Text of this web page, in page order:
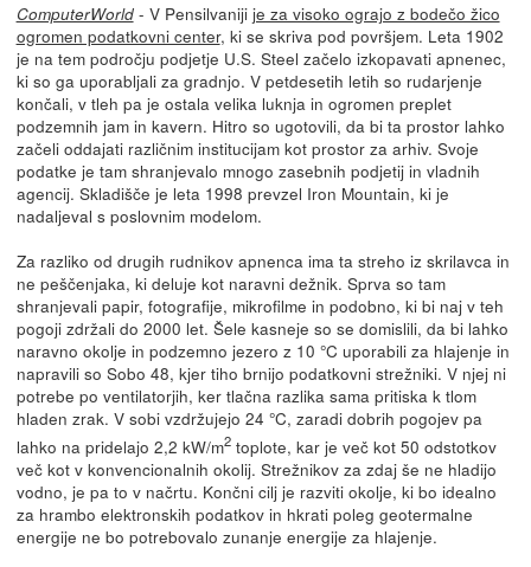
ComputerWorld- V Pensilvaniji je za visoko ograjo z bodečo žico
ogromen podatkovni center, ki se skriva pod površjem. Leta 1902
je na tem področju podjetje U.S. Steel začelo izkopavati apnenec,
ki so ga uporabljali za gradnjo. V petdesetih letih so rudarjenje
končali, v tleh pa je ostala velika luknja in ogromen preplet
podzemnih jam in kavern. Hitro so ugotovili, da bi ta prostor lahko
začeli oddajati različnim institucijam kot prostor za arhiv. Svoje
podatke je tam shranjevalo mnogo zasebnih podjetij in vladnih
agencij. Skladišče je leta 1998 prevzel Iron Mountain, ki je
nadaljeval s poslovnim modelom.
Za razliko od drugih rudnikov apnenca ima ta streho iz skrilavca in
ne peščenjaka, ki deluje kot naravni dežnik. Sprva so tam
shranjevali papir, fotografije, mikrofilme in podobno, ki bi naj v teh
pogoji zdržali do 2000 let. Šele kasneje so se domislili, da bi lahko
naravno okolje in podzemno jezero z 10 °C uporabili za hlajenje in
napravili so Sobo 48, kjer tiho brnijo podatkovni strežniki. V njej ni
potrebe po ventilatorjih, ker tlačna razlika sama pritiska k tlom
hladen zrak. V sobi vzdržujejo 24 °C, zaradi dobrih pogojev pa
lahko na pridelajo 2,2 kW/m2toplote, kar je več kot 50 odstotkov
več kot v konvencionalnih okolij. Strežnikov za zdaj še ne hladijo
vodno, je pa to v načrtu. Končni cilj je razviti okolje, ki bo idealno
za hrambo elektronskih podatkov in hkrati poleg geotermalne
energije ne bo potrebovalo zunanje energije za hlajenje.